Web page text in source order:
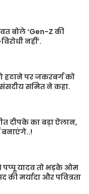
बोले ‘Gen-Z की
नहीं’.
हटाने पर जकरबर्ग को
संसदीय समित ने कहा.
दीपके का बड़ा ऐलान,
बनाएंगे..!
पप्पू यादव तो भड़के ओम
मर्यादा और पवित्रता